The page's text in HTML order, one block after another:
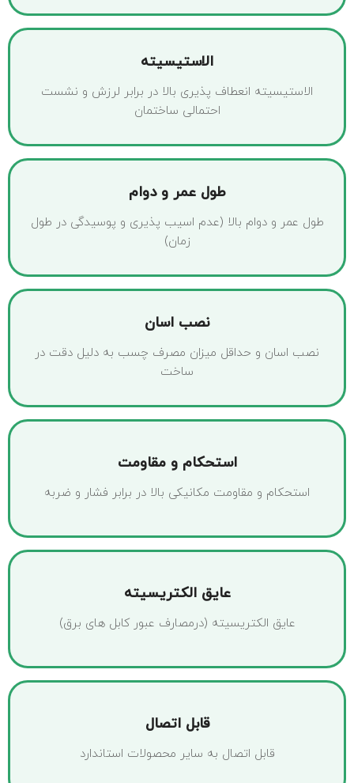
الاستیسیته
الاستیسیته انعطاف پذیری بالا در برابر لرزش و نشست
احتمالی ساختمان
طول عمر و دوام
طول عمر و دوام بالا (عدم اسیب پذیری و پوسیدگی در طول
زمان)
نصب اسان
نصب اسان و حداقل میزان مصرف چسب به دلیل دقت در
ساخت
استحکام و مقاومت
استحکام و مقاومت مکانیکی بالا در برابر فشار و ضربه
عایق الکتریسیته
عایق الکتریسیته (درمصارف عبور کابل های برق)
قابل اتصال
قابل اتصال به سایر محصولات استاندارد